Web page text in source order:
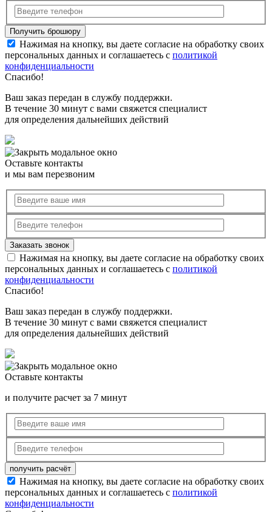
Нажимая на кнопку, вы даете согласие на обработку своих
персональных данных и соглашаетесь с политикой
конфиденциальности
Спасибо!
Ваш заказ передан в службу поддержки.
В течение 30 минут с вами свяжется специалист
для определения дальнейших действий
Оставьте контакты
и мы вам перезвоним
Нажимая на кнопку, вы даете согласие на обработку своих
персональных данных и соглашаетесь с политикой
конфиденциальности
Спасибо!
Ваш заказ передан в службу поддержки.
В течение 30 минут с вами свяжется специалист
для определения дальнейших действий
Оставьте контакты
и получите расчет за 7 минут
Нажимая на кнопку, вы даете согласие на обработку своих
персональных данных и соглашаетесь с политикой
конфиденциальности